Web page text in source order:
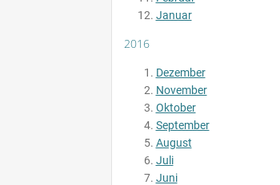
Januar
2016
Dezember
November
Oktober
September
August
Juli
Juni